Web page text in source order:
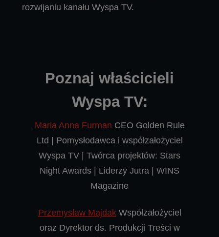
rozwijaniu kanału Wyspa TV.
Poznaj właścicieli
Wyspa TV:
Maria Anna Furman CEO Golden Rule
Ltd | Pomysłodawca i współzałożyciel
Wyspa TV | Twórca projektów: Stars
Night Awards | Liderzy Jutra | WINS
Magazine
Przemysław MajdakWspółzałożyciel
oraz Dyrektor ds. Produkcji Treści w